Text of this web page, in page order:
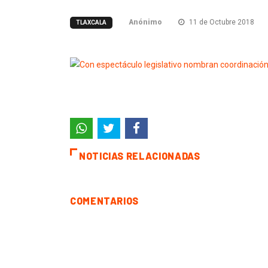
TLAXCALA Anónimo 11 de Octubre 2018
NOTICIAS RELACIONADAS
COMENTARIOS